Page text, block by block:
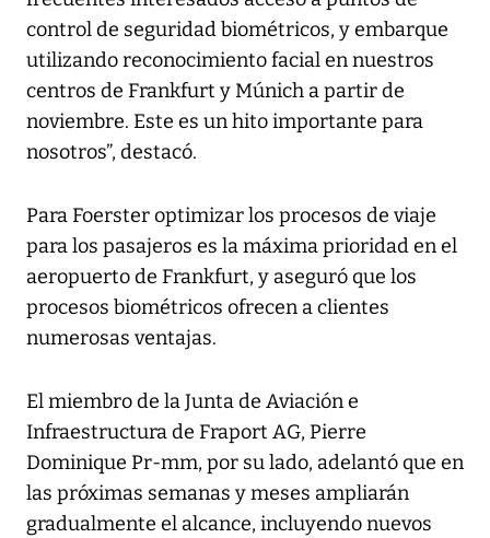
control de seguridad biométricos, y embarque
utilizando reconocimiento facial en nuestros
centros de Frankfurt y Múnich a partir de
noviembre. Este es un hito importante para
nosotros”, destacó.
Para Foerster optimizar los procesos de viaje
para los pasajeros es la máxima prioridad en el
aeropuerto de Frankfurt, y aseguró que los
procesos biométricos ofrecen a clientes
numerosas ventajas.
El miembro de la Junta de Aviación e
Infraestructura de Fraport AG, Pierre
Dominique Pr-mm, por su lado, adelantó que en
las próximas semanas y meses ampliarán
gradualmente el alcance, incluyendo nuevos